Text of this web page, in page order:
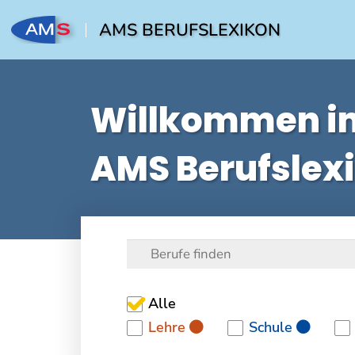
AMS BERUFSLEXIKON
Willkommen
AMS
Alle
Lehre
Schule